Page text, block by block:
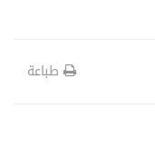
طباعة